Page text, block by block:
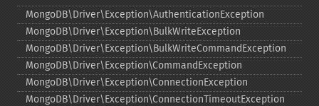
MongoDB\Driver\Exception\AuthenticationException
MongoDB\Driver\Exception\BulkWriteException
MongoDB\Driver\Exception\BulkWriteCommandException
MongoDB\Driver\Exception\CommandException
MongoDB\Driver\Exception\ConnectionException
MongoDB\Driver\Exception\ConnectionTimeoutException